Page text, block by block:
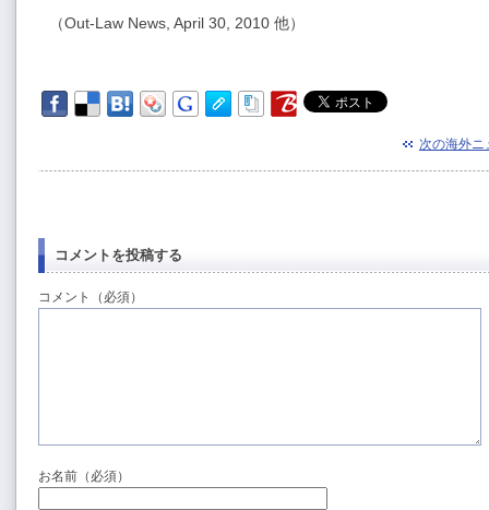
（Out-Law News, April 30, 2010 他）
次の海外ニ
コメントを投稿する
コメント（必須）
お名前（必須）